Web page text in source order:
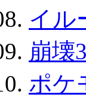
イル
崩壊
ポケ